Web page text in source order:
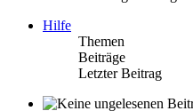
Hilfe
Themen
Beiträge
Letzter Beitrag